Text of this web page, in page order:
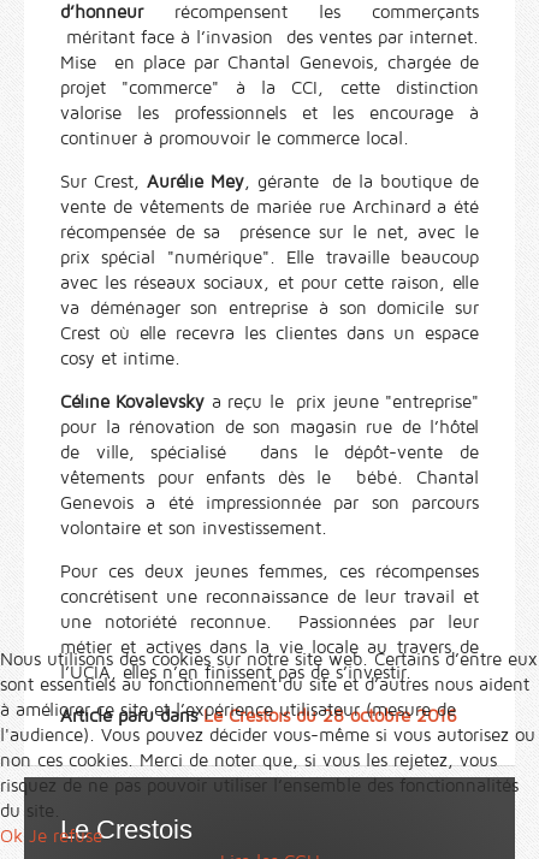
d’honneurrécompensent les commerçants
méritant face à l’invasion des ventes par internet.
Mise en place par Chantal Genevois, chargée de
projet "commerce" à la CCI, cette distinction
valorise les professionnels et les encourage à
continuer à promouvoir le commerce local.
Sur Crest, Aurélie Mey, gérante de la boutique de
vente de vêtements de mariée rue Archinard a été
récompensée de sa présence sur le net, avec le
prix spécial "numérique". Elle travaille beaucoup
avec les réseaux sociaux, et pour cette raison, elle
va déménager son entreprise à son domicile sur
Crest où elle recevra les clientes dans un espace
cosy et intime.
Céline Kovalevsky a reçu le prix jeune "entreprise"
pour la rénovation de son magasin rue de l’hôtel
de ville, spécialisé dans le dépôt-vente de
vêtements pour enfants dès le bébé. Chantal
Genevois a été impressionnée par son parcours
volontaire et son investissement.
Pour ces deux jeunes femmes, ces récompenses
concrétisent une reconnaissance de leur travail et
une notoriété reconnue. Passionnées par leur
métier et actives dans la vie locale au travers de
l’UCIA, elles n’en finissent pas de s’investir.
Article paru dansLe Crestois du 28 octobre 2016
Le Crestois
Nous utilisons des cookies sur notre site web. Certains d’entre eux
sont essentiels au fonctionnement du site et d’autres nous aident
à améliorer ce site et l’expérience utilisateur (mesure de
l'audience). Vous pouvez décider vous-même si vous autorisez ou
non ces cookies. Merci de noter que, si vous les rejetez, vous
risquez de ne pas pouvoir utiliser l’ensemble des fonctionnalités
du site.
Ok Je refuse